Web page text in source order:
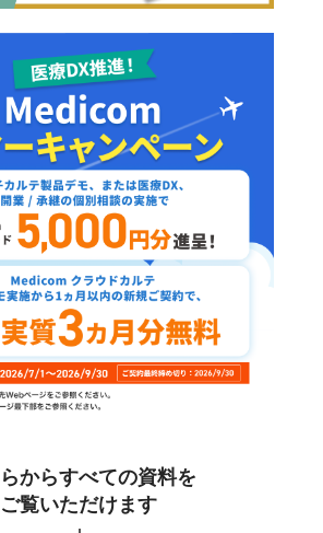
からすべての資料を
ご覧いただけます